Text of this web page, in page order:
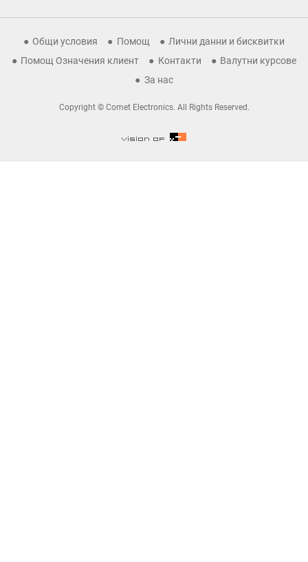
Общи условия Помощ
Лични данни и бисквитки
Помощ Означения клиент
Контакти
Валутни курсове
За нас
Copyright © Comet Electronics. All Rights Reserved.